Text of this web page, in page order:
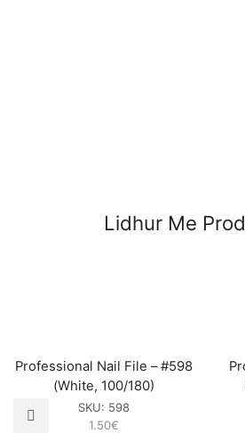
Lidhur Me
Professional Nail File – #598
(White, 100/180)
SKU: 598
1.50€